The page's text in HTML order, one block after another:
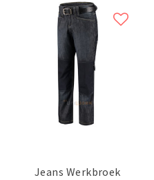
Jeans Werkbroek